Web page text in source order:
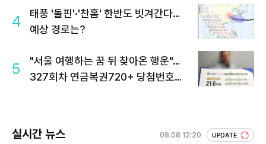
4
태풍 '돌핀'·'찬홈' 한반도 빗겨간다…
예상 경로는?
5
"서울 여행하는 꿈 뒤 찾아온 행운"…
327회차 연금복권720+ 당첨번호조
실시간 뉴스 08.08 12:20 UPDATE